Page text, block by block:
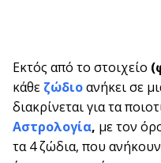
Εκτός από το στοιχείο
κάθε ζώδιοανήκει σε
διακρίνεται για τα
Αστρολογία, με τον
τα 4 ζώδια, που